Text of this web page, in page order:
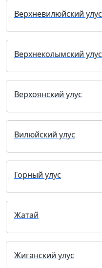
Верхневилюйский улус
Верхнеколымский улус
Верхоянский улус
Вилюйский улус
Горный улус
Жатай
Жиганский улус